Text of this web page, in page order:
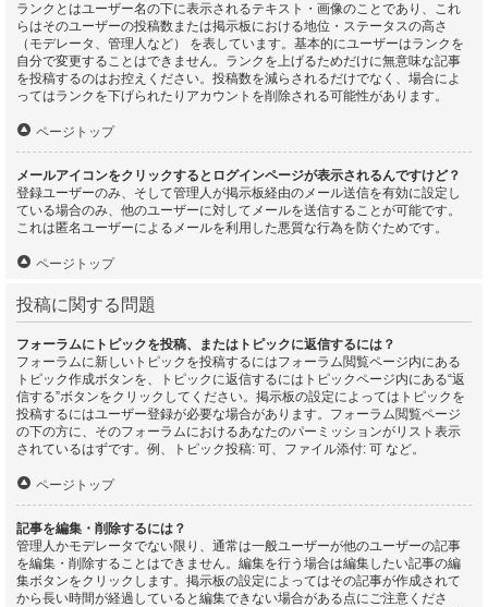
ランクとはユーザー名の下に表示されるテキスト・画像のことであり、これ
らはそのユーザーの投稿数または掲示板における地位・ステータスの高さ
（モデレータ、管理人など） を表しています。基本的にユーザーはランクを
自分で変更することはできません。ランクを上げるためだけに無意味な記事
を投稿するのはお控えください。投稿数を減らされるだけでなく、場合によ
ってはランクを下げられたりアカウントを削除される可能性があります。
ページトップ
メールアイコンをクリックするとログインページが表示されるんですけど？
登録ユーザーのみ、そして管理人が掲示板経由のメール送信を有効に設定し
ている場合のみ、他のユーザーに対してメールを送信することが可能です。
これは匿名ユーザーによるメールを利用した悪質な行為を防ぐためです。
ページトップ
投稿に関する問題
フォーラムにトピックを投稿、またはトピックに返信するには？
フォーラムに新しいトピックを投稿するにはフォーラム閲覧ページ内にある
トピック作成ボタンを、トピックに返信するにはトピックページ内にある“返
信する”ボタンをクリックしてください。掲示板の設定によってはトピックを
投稿するにはユーザー登録が必要な場合があります。フォーラム閲覧ページ
の下の方に、そのフォーラムにおけるあなたのパーミッションがリスト表示
されているはずです。例、トピック投稿: 可、ファイル添付: 可 など。
ページトップ
記事を編集・削除するには？
管理人かモデレータでない限り、通常は一般ユーザーが他のユーザーの記事
を編集・削除することはできません。編集を行う場合は編集したい記事の編
集ボタンをクリックします。掲示板の設定によってはその記事が作成されて
から長い時間が経過していると編集できない場合がある点にご注意くださ